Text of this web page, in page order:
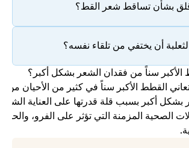
بشأن تساقط شعر القط؟
أن يختفي من تلقاء نفسه؟
سناً من فقدان الشعر بشكل أكبر؟